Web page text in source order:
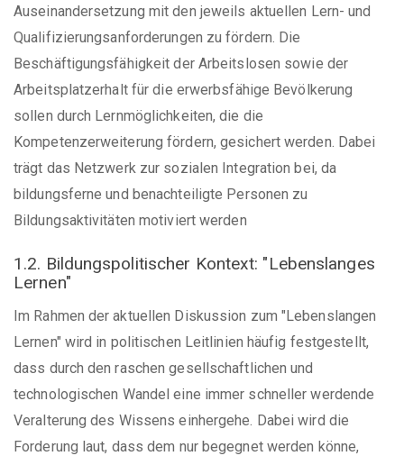
Auseinandersetzung mit den jeweils aktuellen Lern- und
Qualifizierungsanforderungen zu fördern. Die
Beschäftigungsfähigkeit der Arbeitslosen sowie der
Arbeitsplatzerhalt für die erwerbsfähige Bevölkerung
sollen durch Lernmöglichkeiten, die die
Kompetenzerweiterung fördern, gesichert werden. Dabei
trägt das Netzwerk zur sozialen Integration bei, da
bildungsferne und benachteiligte Personen zu
Bildungsaktivitäten motiviert werden
1.2. Bildungspolitischer Kontext: "Lebenslanges
Lernen"
Im Rahmen der aktuellen Diskussion zum "Lebenslangen
Lernen" wird in politischen Leitlinien häufig festgestellt,
dass durch den raschen gesellschaftlichen und
technologischen Wandel eine immer schneller werdende
Veralterung des Wissens einhergehe. Dabei wird die
Forderung laut, dass dem nur begegnet werden könne,